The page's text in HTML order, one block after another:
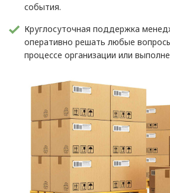
события.
Круглосуточная поддержка
оперативно решать любые
процессе организации или